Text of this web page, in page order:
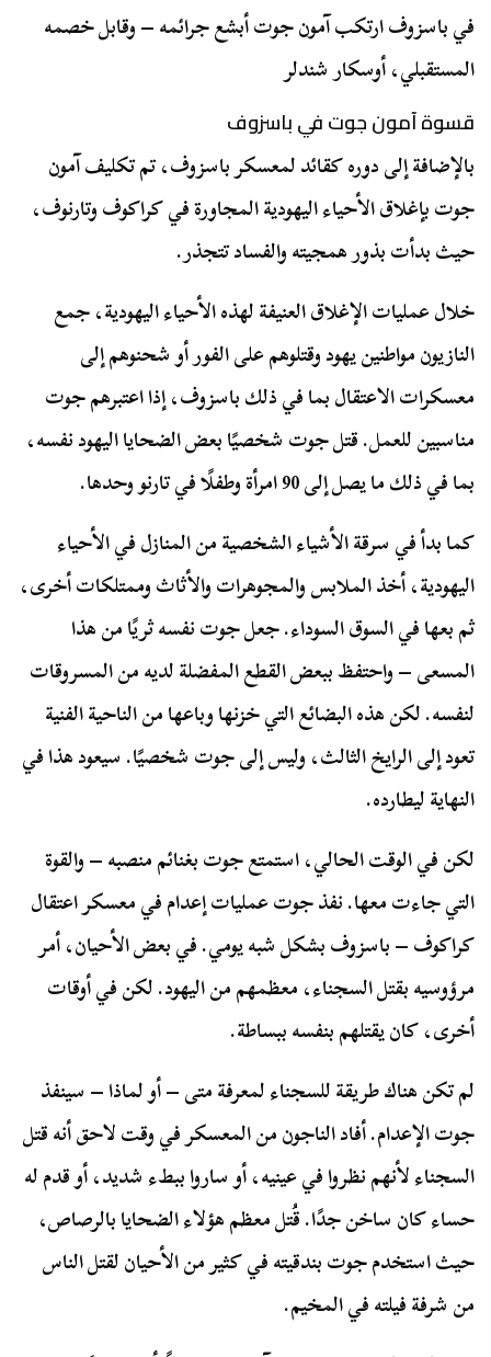
في باسزوف ارتكب آمون جوت أبشع جرائمه – وقابل خصمه
المستقبلي، أوسكار شندلر
قسوة آمون جوت في باسزوف
بالإضافة إلى دوره كقائد لمعسكر باسزوف، تم تكليف آمون
جوت بإغلاق الأحياء اليهودية المجاورة في كراكوف وتارنوف،
حيث بدأت بذور همجيته والفساد تتجذر.
خلال عمليات الإغلاق العنيفة لهذه الأحياء اليهودية، جمع
النازيون مواطنين يهود وقتلوهم على الفور أو شحنوهم إلى
معسكرات الاعتقال بما في ذلك باسزوف، إذا اعتبرهم جوت
مناسبين للعمل. قتل جوت شخصيًا بعض الضحايا اليهود نفسه،
بما في ذلك ما يصل إلى 90 امرأة وطفلًا في تارنو وحدها.
كما بدأ في سرقة الأشياء الشخصية من المنازل في الأحياء
اليهودية، أخذ الملابس والمجوهرات والأثاث وممتلكات أخرى،
ثم بعها في السوق السوداء. جعل جوت نفسه ثريًا من هذا
المسعى – واحتفظ ببعض القطع المفضلة لديه من المسروقات
لنفسه. لكن هذه البضائع التي خزنها وباعها من الناحية الفنية
تعود إلى الرايخ الثالث، وليس إلى جوت شخصيًا. سيعود هذا في
النهاية ليطارده.
لكن في الوقت الحالي، استمتع جوت بغنائم منصبه – والقوة
التي جاءت معها. نفذ جوت عمليات إعدام في معسكر اعتقال
كراكوف – باسزوف بشكل شبه يومي. في بعض الأحيان، أمر
مرؤوسيه بقتل السجناء، معظمهم من اليهود. لكن في أوقات
أخرى، كان يقتلهم بنفسه ببساطة.
لم تكن هناك طريقة للسجناء لمعرفة متى – أو لماذا – سينفذ
جوت الإعدام. أفاد الناجون من المعسكر في وقت لاحق أنه قتل
السجناء لأنهم نظروا في عينيه، أو ساروا ببطء شديد، أو قدم له
حساء كان ساخن جدًا. قُتل معظم هؤلاء الضحايا بالرصاص،
حيث استخدم جوت بندقيته في كثير من الأحيان لقتل الناس
من شرفة فيلته في المخيم.